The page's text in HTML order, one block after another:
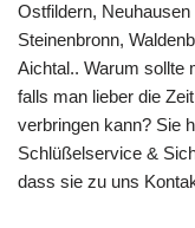
Ostfildern,
Steinenbronn,
Aichtal.. Warum sollte
falls man lieber die
verbringen kann? Sie
Schlüßelservice &
dass sie zu uns